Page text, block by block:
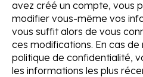
avez créé un compte, vous
modifier vous-même vos
vous suffit alors de vous
ces modifications. En cas
politique de confidentialité,
les informations les plus